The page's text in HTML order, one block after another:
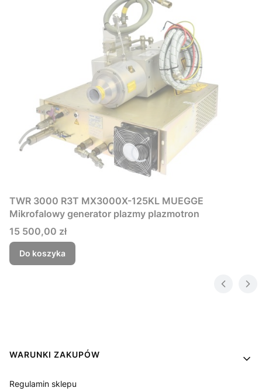
TWR 3000 R3T MX3000X-125KL MUEGGE
Mikrofalowy generator plazmy plazmotron
Cena
15 500,00 zł
Do koszyka
Linki w stopce
WARUNKI ZAKUPÓW
Regulamin sklepu